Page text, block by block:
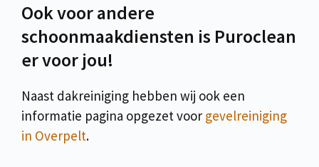
Ook voor andere
schoonmaakdiensten is Puroclean
er voor jou!
Naast dakreiniging hebben wij ook een
informatie pagina opgezet voor gevelreiniging
in Overpelt.